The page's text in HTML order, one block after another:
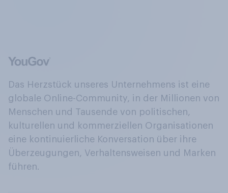
Das Herzstück unseres Unternehmens ist eine
globale Online-Community, in der Millionen von
Menschen und Tausende von politischen,
kulturellen und kommerziellen Organisationen
eine kontinuierliche Konversation über ihre
Überzeugungen, Verhaltensweisen und Marken
führen.